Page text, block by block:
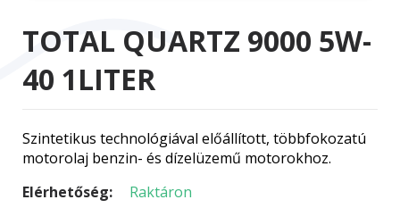
TOTAL QUARTZ 9000 5W-
40 1LITER
Szintetikus technológiával előállított, többfokozatú
motorolaj benzin- és dízelüzemű motorokhoz.
Elérhetőség:
Raktáron